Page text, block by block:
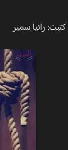
رانيا سمير